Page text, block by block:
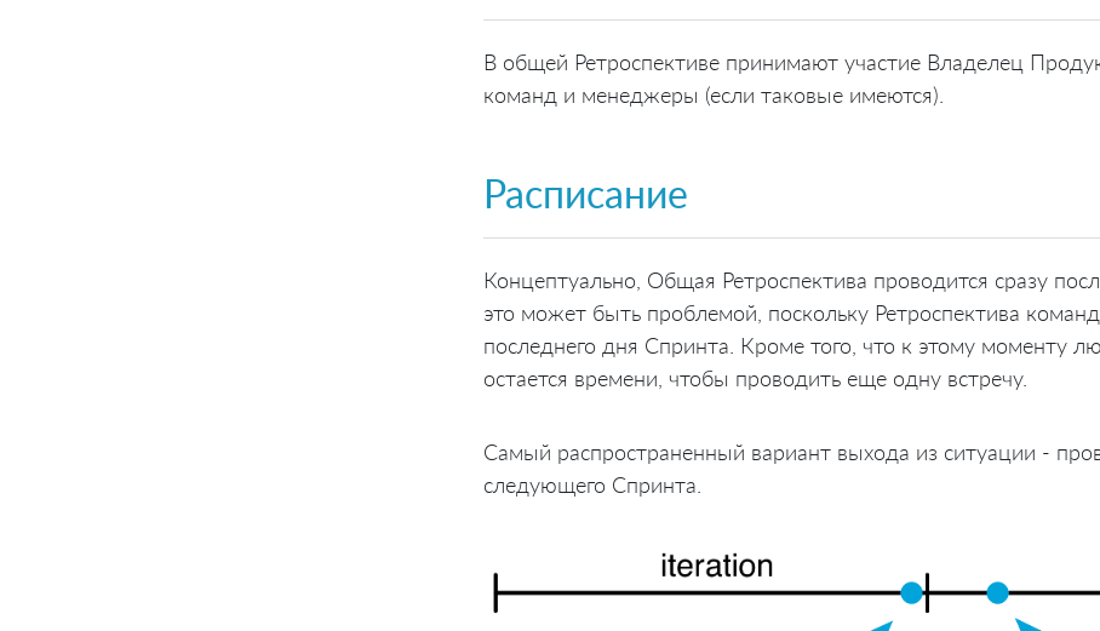
В общей Ретроспективе принимают участие Владелец
команд и менеджеры (если таковые имеются).
Расписание
Концептуально, Общая Ретроспектива проводится сразу
это может быть проблемой, поскольку Ретроспектива
последнего дня Спринта. Кроме того, что к этому моменту
остается времени, чтобы проводить еще одну встречу.
Самый распространенный вариант выхода из ситуации -
следующего Спринта.